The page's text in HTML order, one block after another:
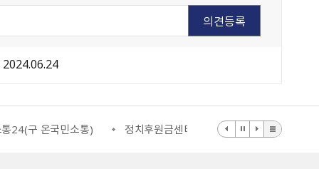
2024.06.24
24(구 온국민소통) 정치후원금센터 부동산거래질서교란